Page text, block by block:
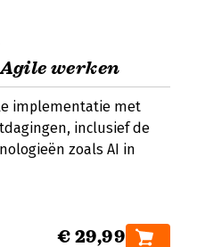
werken
implementatie met
inclusief de
zoals AI in
€ 29,99